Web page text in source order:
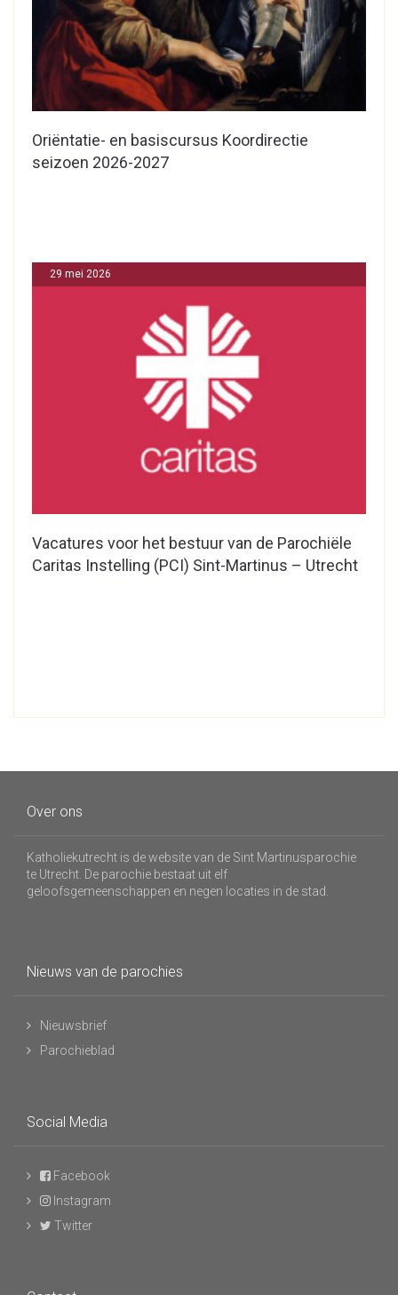
Oriëntatie- en basiscursus Koordirectie
seizoen 2026-2027
Vacatures voor het bestuur van de Parochiële
Caritas Instelling (PCI) Sint-Martinus – Utrecht
29 mei 2026
Over ons
Katholiekutrecht is de website van de Sint Martinusparochie
te Utrecht. De parochie bestaat uit elf
geloofsgemeenschappen en negen locaties in de stad.
Nieuws van de parochies
Nieuwsbrief
Parochieblad
Social Media
Facebook
Instagram
Twitter